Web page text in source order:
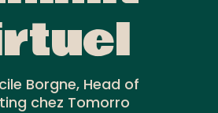
Borgne, Head of
chez Tomorro